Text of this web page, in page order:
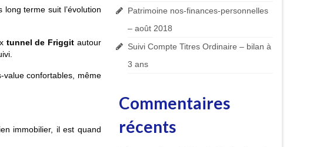
terme suit l’évolution
tunnel de Friggitautour
value confortables, même
immobilier, il est quand
Patrimoine nos-finances-personnelles
– août 2018
Suivi Compte Titres Ordinaire – bilan à
3 ans
Commentaires
récents